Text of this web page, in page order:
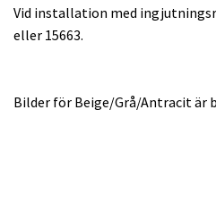
Vid installation med
eller 15663.
Bilder för Beige/Grå/Antracit är